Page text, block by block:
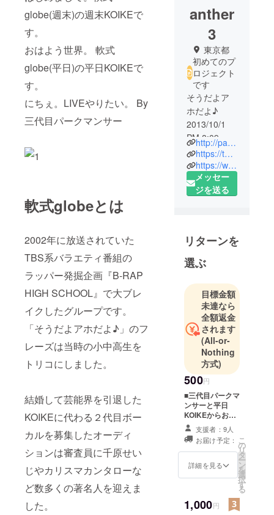
globe(週末)の週末KOIKEで
す。
おはよう世界。 軟式
globe(平日)の平日KOIKEで
す。
にちぇ。LIVEやりたい。 By
三代目パークマンサー
軟式globeとは
2002年に放送されていた
TBS系バラエティ番組の
ラッパー発掘企画『B-RAP
HIGH SCHOOL』で大ブレ
イクしたグループです。
「そうだよアホだよ♪」のフ
レーズは当時の小中高生を
トリコにしました。
結婚して芸能界を引退した
KOIKEに代わる２代目ボー
カルを募集したオーディ
ションは審査員に千原せい
じやカリスマカンタローな
ど数多くの著名人を迎えま
した。
anther
3
東京都
初めてのプ
ロジェクト
です
そうだよア
ホだよ♪
2013/10/1
PM 8:09
三代目パー
クマンサー
完全始
動！！！
globe』誕
生！！！
軟式globe(週
末)＆軟式
globe(平日)
http://parc-manther.com
https://twitter.com/ParcManther_3
https://www.facebook.com/parcmanther3
メッセー
ジを送る
リターンを
選ぶ
目標金額
未達なら
全額返金
されます
(All-or-
Nothing
方式)
500円
■三代目パークマ
ンサーと平日
KOIKEからお礼
のムービーメー
ルをお送りさせ
ていただきま
す。
支援者：9人
お届け予定：
詳細を見る
こ
の
リ
タ
ー
ン
を
選
択
す
る
1,000円